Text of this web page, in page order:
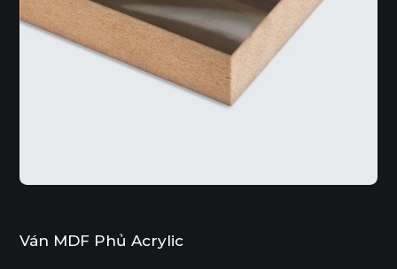
Ván MDF Phủ Acrylic